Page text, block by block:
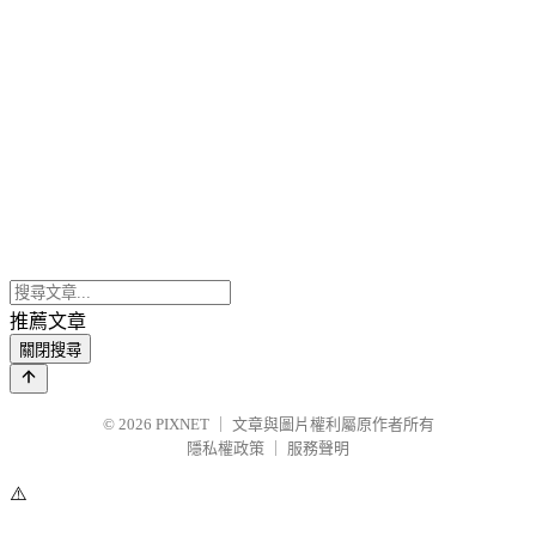
推薦文章
關閉搜尋
© 2026 PIXNET
文章與圖片權利屬原作者所有
隱私權政策
服務聲明
⚠️